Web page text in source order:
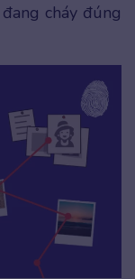
cháy đúng